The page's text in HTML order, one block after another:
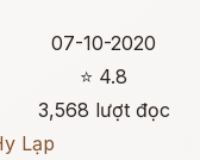
07-10-2020
⭐ 4.8
3,568 lượt đọc
Lạp